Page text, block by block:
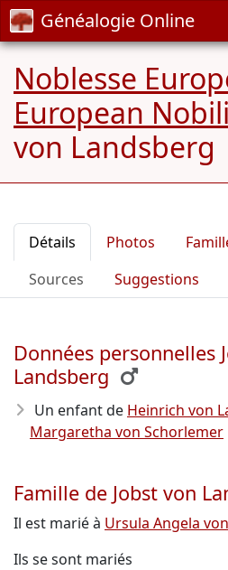
Généalogie Online
Noblesse
European
von Landsberg
Détails Photos
Sources
Suggestions
Données personnelles
Landsberg
Un enfant de Heinrich von
Margaretha von Schorlemer
Famille de Jobst von
Il est marié à Ursula Angela
Ils se sont mariés